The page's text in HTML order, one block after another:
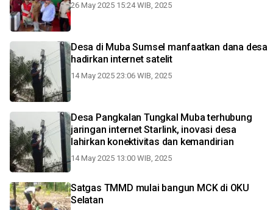
26 May 2025 15:24 WIB, 2025
Desa di Muba Sumsel manfaatkan dana desa
hadirkan internet satelit
14 May 2025 23:06 WIB, 2025
Desa Pangkalan Tungkal Muba terhubung
jaringan internet Starlink, inovasi desa
lahirkan konektivitas dan kemandirian
14 May 2025 13:00 WIB, 2025
Satgas TMMD mulai bangun MCK di OKU
Selatan